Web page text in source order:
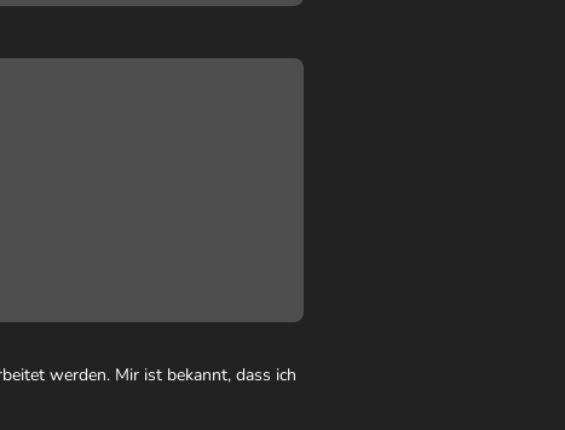
werden. Mir ist bekannt, dass ich